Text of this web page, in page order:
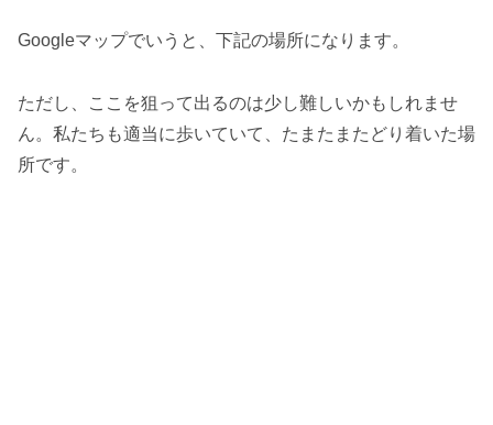
Googleマップでいうと、下記の場所になります。
ただし、ここを狙って出るのは少し難しいかもしれませ
ん。私たちも適当に歩いていて、たまたまたどり着いた場
所です。